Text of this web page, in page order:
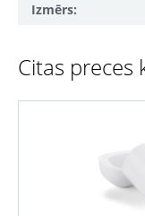
Izmērs:
Citas preces